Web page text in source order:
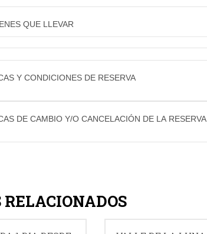
QUE LLEVAR
Y CONDICIONES DE RESERVA
DE CAMBIO Y/O CANCELACIÓN DE LA RESERVA
RELACIONADOS